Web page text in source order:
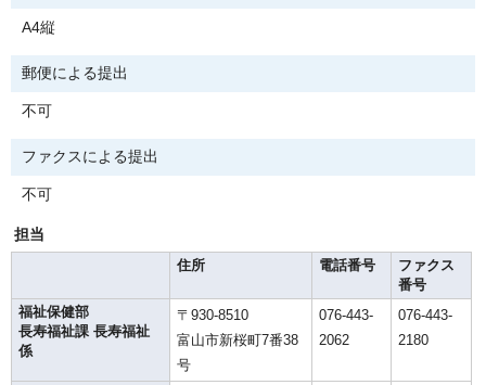
A4縦
郵便による提出
不可
ファクスによる提出
不可
担当
住所
電話番号
ファクス
番号
福祉保健部
長寿福祉課 長寿福祉
係
〒930-8510
富山市新桜町7番38
号
076-443-
2062
076-443-
2180